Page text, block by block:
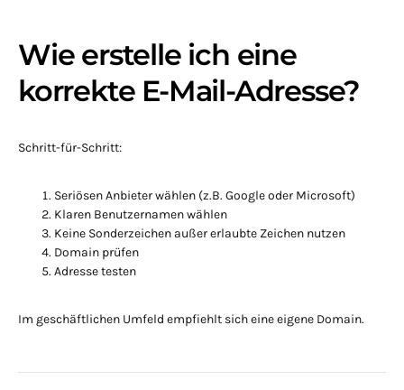
Wie erstelle ich eine
korrekte E-Mail-Adresse?
Schritt-für-Schritt:
Seriösen Anbieter wählen (z.B. Google oder Microsoft)
Klaren Benutzernamen wählen
Keine Sonderzeichen außer erlaubte Zeichen nutzen
Domain prüfen
Adresse testen
Im geschäftlichen Umfeld empfiehlt sich eine eigene Domain.